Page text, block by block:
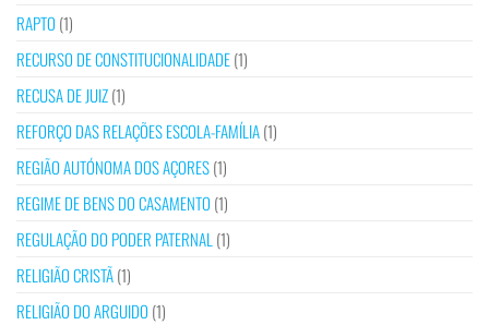
RAPTO (1)
RECURSO DE CONSTITUCIONALIDADE(1)
RECUSA DE JUIZ(1)
REFORÇO DAS RELAÇÕES ESCOLA-FAMÍLIA(1)
REGIÃO AUTÓNOMA DOS AÇORES(1)
REGIME DE BENS DO CASAMENTO (1)
REGULAÇÃO DO PODER PATERNAL(1)
RELIGIÃO CRISTÃ(1)
RELIGIÃO DO ARGUIDO (1)